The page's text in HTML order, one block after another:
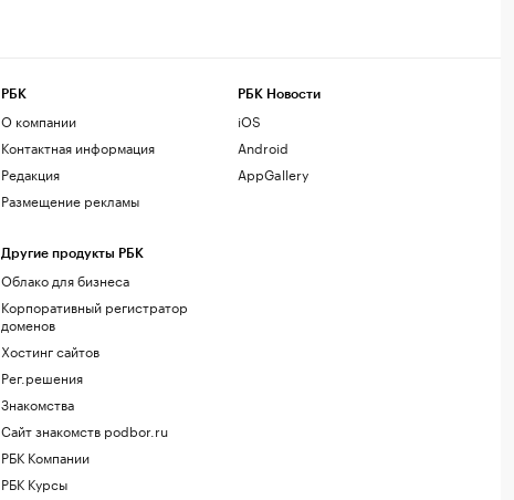
РБК
О компании
Контактная информация
Редакция
Размещение рекламы
Другие продукты РБК
Облако для бизнеса
Корпоративный регистратор
доменов
Хостинг сайтов
Рег.решения
Знакомства
Сайт знакомств podbor.ru
РБК Компании
РБК Курсы
РБК Новости
iOS
Android
AppGallery